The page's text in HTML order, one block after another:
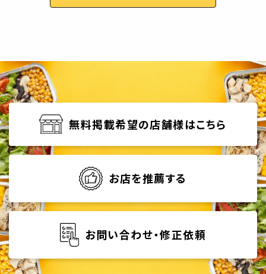
無料掲載希望の店舗様はこちら
お店を推薦する
お問い合わせ・修正依頼